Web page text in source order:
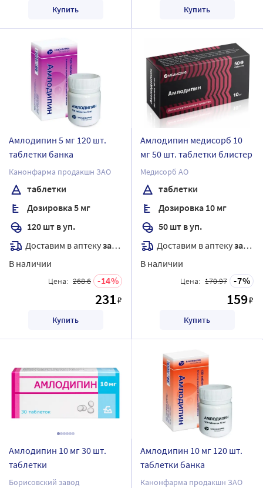
Купить Купить
Амлодипин 5 мг 120 шт.
таблетки банка
Канонфарма продакшн ЗАО
таблетки
Дозировка 5 мг
120 шт в уп.
Доставим в аптекузавтра
В наличии
Цена: 268.6 14
231₽
Купить
Амлодипин медисорб 10
мг 50 шт. таблетки блистер
Медисорб АО
таблетки
Дозировка 10 мг
50 шт в уп.
Доставим в аптекузавтра
В наличии
Цена: 170.97 7
159₽
Купить
Амлодипин 10 мг 30 шт.
таблетки
Борисовский завод
Амлодипин 10 мг 120 шт.
таблетки банка
Канонфарма продакшн ЗАО